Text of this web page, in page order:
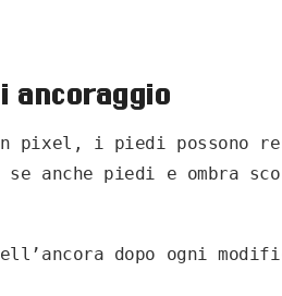
ancoraggio
pixel, i piedi possono
anche piedi e ombra
dopo ogni